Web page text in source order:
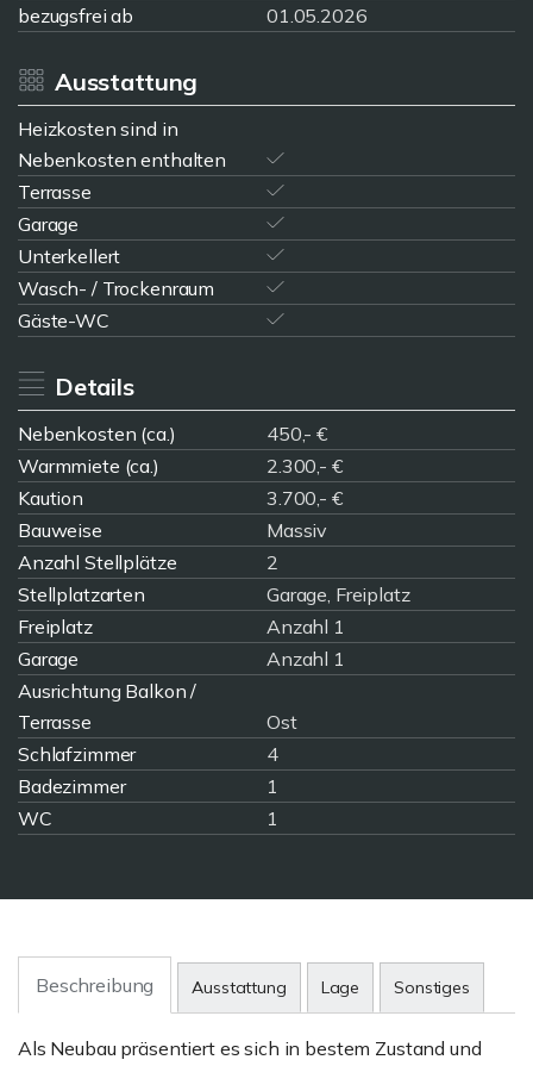
bezugsfrei ab
01.05.2026
Ausstattung
Heizkosten sind in
Nebenkosten enthalten
Terrasse
Garage
Unterkellert
Wasch- / Trockenraum
Gäste-WC
Details
Nebenkosten (ca.)
450,- €
Warmmiete (ca.)
2.300,- €
Kaution
3.700,- €
Bauweise
Massiv
Anzahl Stellplätze
2
Stellplatzarten
Garage, Freiplatz
Freiplatz
Anzahl 1
Garage
Anzahl 1
Ausrichtung Balkon /
Terrasse
Ost
Schlafzimmer
4
Badezimmer
1
WC
1
Beschreibung Ausstattung Lage Sonstiges
Als Neubau präsentiert es sich in bestem Zustand und